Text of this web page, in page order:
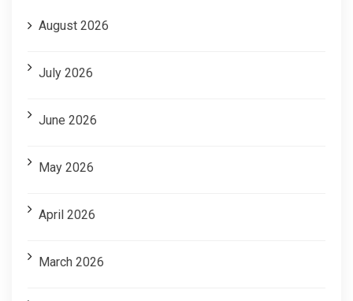
August 2026
July 2026
June 2026
May 2026
April 2026
March 2026